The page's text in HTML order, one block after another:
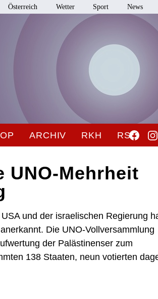
Österreich Wetter Sport News
ARCHIV RKH RSO
UNO-Mehrheit
und der israelischen Regierung
Die UNO-Vollversammlung
der Palästinenser zum
138 Staaten, neun votierten